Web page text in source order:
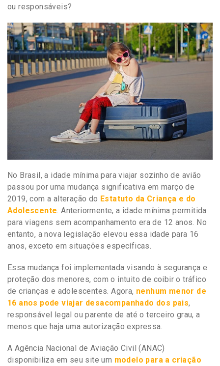
ou responsáveis?
No Brasil, a idade mínima para viajar sozinho de avião
passou por uma mudança significativa em março de
2019, com a alteração do Estatuto da Criança e do
Adolescente. Anteriormente, a idade mínima permitida
para viagens sem acompanhamento era de 12 anos. No
entanto, a nova legislação elevou essa idade para 16
anos, exceto em situações específicas.
Essa mudança foi implementada visando à segurança e
proteção dos menores, com o intuito de coibir o tráfico
de crianças e adolescentes. Agora, nenhum menor de
16 anos pode viajar desacompanhado dos pais,
responsável legal ou parente de até o terceiro grau, a
menos que haja uma autorização expressa.
A Agência Nacional de Aviação Civil (ANAC)
disponibiliza em seu site um modelo para a criação